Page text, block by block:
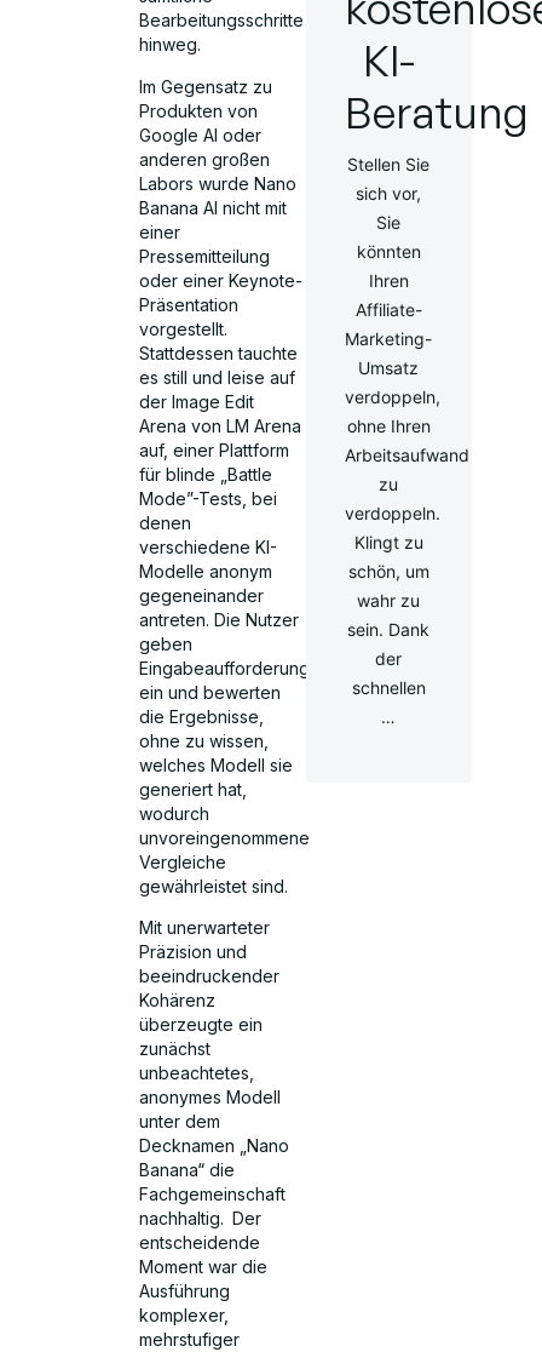
Bearbeitungsschritte
hinweg.
Im Gegensatz zu
Produkten von
Google AI oder
anderen großen
Labors wurde Nano
Banana AI nicht mit
einer
Pressemitteilung
oder einer Keynote-
Präsentation
vorgestellt.
Stattdessen tauchte
es still und leise auf
der Image Edit
Arena von LM Arena
auf, einer Plattform
für blinde „Battle
Mode”-Tests, bei
denen
verschiedene KI-
Modelle anonym
gegeneinander
antreten. Die Nutzer
geben
Eingabeaufforderungen
ein und bewerten
die Ergebnisse,
ohne zu wissen,
welches Modell sie
generiert hat,
wodurch
unvoreingenommene
Vergleiche
gewährleistet sind.
Mit unerwarteter
Präzision und
beeindruckender
Kohärenz
überzeugte ein
zunächst
unbeachtetes,
anonymes Modell
unter dem
Decknamen „Nano
Banana“ die
Fachgemeinschaft
nachhaltig. Der
entscheidende
Moment war die
Ausführung
komplexer,
mehrstufiger
KI-
Beratung
Stellen Sie
sich vor,
Sie
könnten
Ihren
Affiliate-
Marketing-
Umsatz
verdoppeln,
ohne Ihren
Arbeitsaufwand
zu
verdoppeln.
Klingt zu
schön, um
wahr zu
sein. Dank
der
schnellen
…